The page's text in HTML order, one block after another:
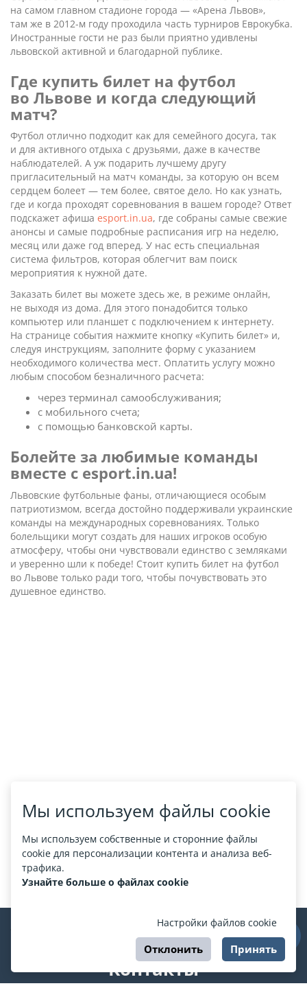
Мы используем файлы cookie
Мы используем собственные и сторонние файлы
cookie для персонализации контента и анализа веб-
трафика.
Узнайте больше о файлах cookie
Настройки файлов cookie
Отклонить Принять
на самом главном стадионе города — «Арена Львов»,
там же в 2012-м году проходила часть турниров Еврокубка.
Иностранные гости не раз были приятно удивлены
львовской активной и благодарной публике.
Где купить билет на футбол
во Львове и когда следующий
матч?
Футбол отлично подходит как для семейного досуга, так
и для активного отдыха с друзьями, даже в качестве
наблюдателей. А уж подарить лучшему другу
пригласительный на матч команды, за которую он всем
сердцем болеет — тем более, святое дело. Но как узнать,
где и когда проходят соревнования в вашем городе? Ответ
подскажет афиша esport.in.ua, где собраны самые свежие
анонсы и самые подробные расписания игр на неделю,
месяц или даже год вперед. У нас есть специальная
система фильтров, которая облегчит вам поиск
мероприятия к нужной дате.
Заказать билет вы можете здесь же, в режиме онлайн,
не выходя из дома. Для этого понадобится только
компьютер или планшет с подключением к интернету.
На странице события нажмите кнопку «Купить билет» и,
следуя инструкциям, заполните форму с указанием
необходимого количества мест. Оплатить услугу можно
любым способом безналичного расчета:
через терминал самообслуживания;
с мобильного счета;
с помощью банковской карты.
Болейте за любимые команды
вместе с esport.in.ua!
Львовские футбольные фаны, отличающиеся особым
патриотизмом, всегда достойно поддерживали украинские
команды на международных соревнованиях. Только
болельщики могут создать для наших игроков особую
атмосферу, чтобы они чувствовали единство с земляками
и уверенно шли к победе! Стоит купить билет на футбол
во Львове только ради того, чтобы почувствовать это
душевное единство.
Контакты